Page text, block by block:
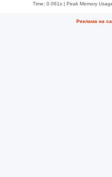
Time: 0.061s| Peak Memory
Рeклама на